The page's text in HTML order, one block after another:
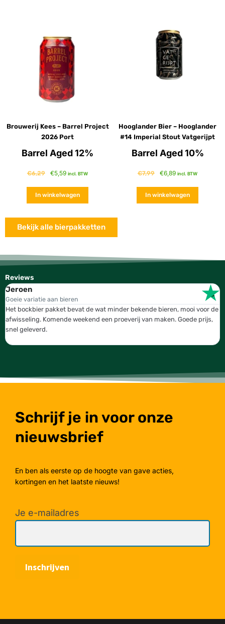
Brouwerij Kees – Barrel Project
2026 Port
Barrel Aged 12%
€6,29 €5,59 incl. BTW
In winkelwagen
Hooglander Bier – Hooglander
#14 Imperial Stout Vatgerijpt
Barrel Aged 10%
€7,99 €6,89 incl. BTW
In winkelwagen
Bekijk alle bierpakketten
Reviews
Jeroen
Goeie variatie aan bieren
Het bockbier pakket bevat de wat minder bekende bieren, mooi voor de
afwisseling. Komende weekend een proeverij van maken. Goede prijs,
snel geleverd.
Schrijf je in voor onze
nieuwsbrief
En ben als eerste op de hoogte van gave acties,
kortingen en het laatste nieuws!
Je e-mailadres